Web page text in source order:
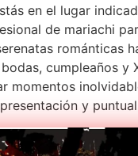
en el lugar
de mariachi
románticas
cumpleaños y
momentos
y